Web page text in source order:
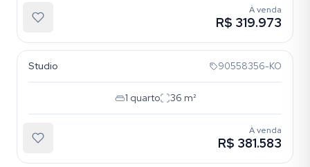
À venda
R$ 319.973
Studio 90558356-KO
1 quarto 36 m²
À venda
R$ 381.583